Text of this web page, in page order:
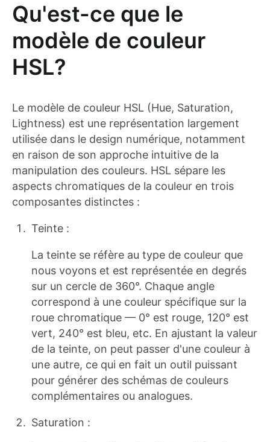
Qu'est-ce que le
modèle de couleur
HSL?
Le modèle de couleur HSL (Hue, Saturation,
Lightness) est une représentation largement
utilisée dans le design numérique, notamment
en raison de son approche intuitive de la
manipulation des couleurs. HSL sépare les
aspects chromatiques de la couleur en trois
composantes distinctes :
Teinte :
La teinte se réfère au type de couleur que
nous voyons et est représentée en degrés
sur un cercle de 360°. Chaque angle
correspond à une couleur spécifique sur la
roue chromatique — 0° est rouge, 120° est
vert, 240° est bleu, etc. En ajustant la valeur
de la teinte, on peut passer d'une couleur à
une autre, ce qui en fait un outil puissant
pour générer des schémas de couleurs
complémentaires ou analogues.
Saturation :